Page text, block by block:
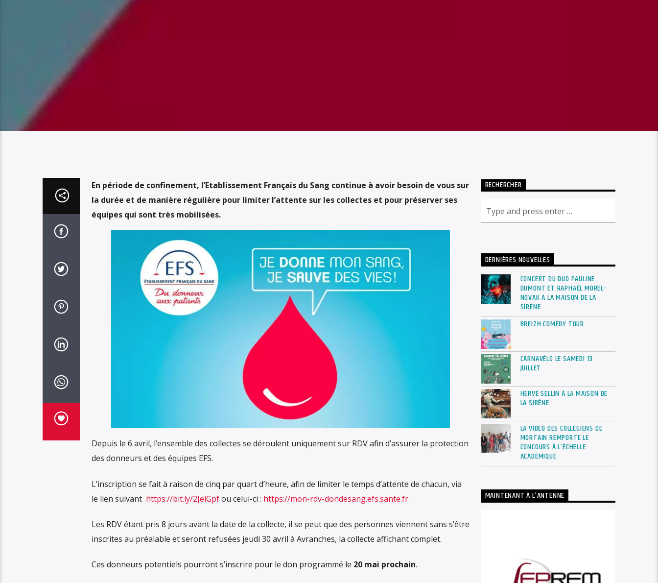
En période de confinement, l’Etablissement Français du Sang continue à avoir besoin de vous sur
la durée et de manière régulière pour limiter l’attente sur les collectes et pour préserver ses
équipes qui sont très mobilisées.
Depuis le 6 avril, l’ensemble des collectes se déroulent uniquement sur RDV afin d’assurer la protection
des donneurs et des équipes EFS.
L’inscription se fait à raison de cinq par quart d’heure, afin de limiter le temps d’attente de chacun, via
le lien suivant https://bit.ly/2JelGpfou celui-ci : https://mon-rdv-dondesang.efs.sante.fr
Les RDV étant pris 8 jours avant la date de la collecte, il se peut que des personnes viennent sans s’être
inscrites au préalable et seront refusées jeudi 30 avril à Avranches, la collecte affichant complet.
Ces donneurs potentiels pourront s’inscrire pour le don programmé le 20 mai prochain.
RECHERCHER
DERNIÈRES NOUVELLES
CONCERT DU DUO PAULINE
DUMONT ET RAPHAËL MOREL-
NOVAK À LA MAISON DE LA
SIRÈNE
BREIZH COMEDY TOUR
CARNAVÉLO LE SAMEDI 13
JUILLET
HERVÉ SELLIN À LA MAISON DE
LA SIRÈNE
LA VIDÉO DES COLLÉGIENS DE
MORTAIN REMPORTE LE
CONCOURS À L’ÉCHELLE
ACADÉMIQUE
MAINTENANT À L’ANTENNE